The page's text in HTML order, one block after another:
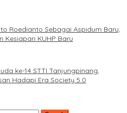
Roedianto Sebagai Aspidum Baru,
Kesiapan KUHP Baru
ke-14 STTI Tanjungpinang,
Hadapi Era Society 5.0